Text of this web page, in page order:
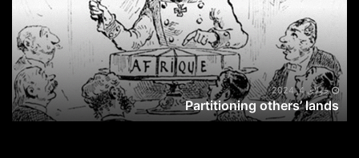
جولای 4, 2024
Partitioning others’ lands